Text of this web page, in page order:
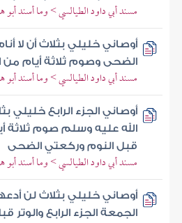
مسند أبي داود الطيالسي > وما أسند أبو
أوصاني خليلي بثلاث أن لا
الضحى وصوم ثلاثة أيام من
مسند أبي داود الطيالسي > وما أسند أبو
أوصاني الجزء الرابع خليلي
الله عليه وسلم صوم ثلاثة
قبل النوم وركعتي الضحى
مسند أبي داود الطيالسي > وما أسند أبو
أوصاني خليلي بثلاث لن
الجمعة الجزء الرابع والوتر